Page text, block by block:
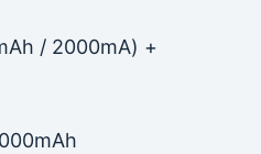
/ 2000mA) +